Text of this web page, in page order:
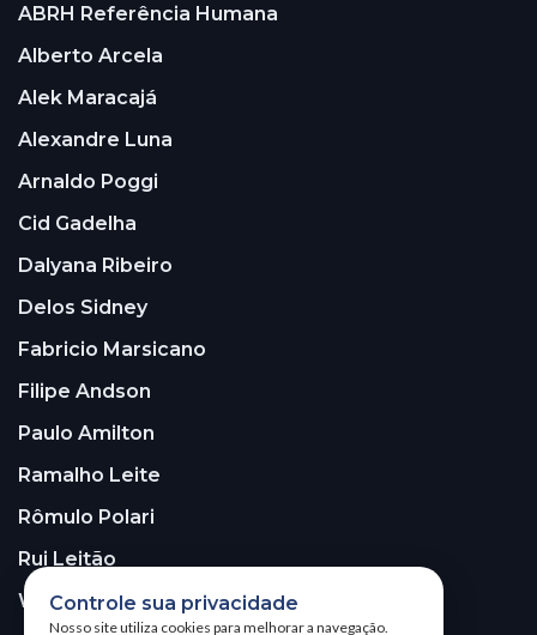
ABRH Referência Humana
Alberto Arcela
Alek Maracajá
Alexandre Luna
Arnaldo Poggi
Cid Gadelha
Dalyana Ribeiro
Delos Sidney
Fabricio Marsicano
Filipe Andson
Paulo Amilton
Ramalho Leite
Rômulo Polari
Rui Leitão
Walter Santos
Controle sua privacidade
Nosso site utiliza cookies para melhorar a navegação.